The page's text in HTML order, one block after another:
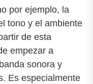
por ejemplo, la
tono y el ambiente
de esta
empezar a
sonora y
Es especialmente